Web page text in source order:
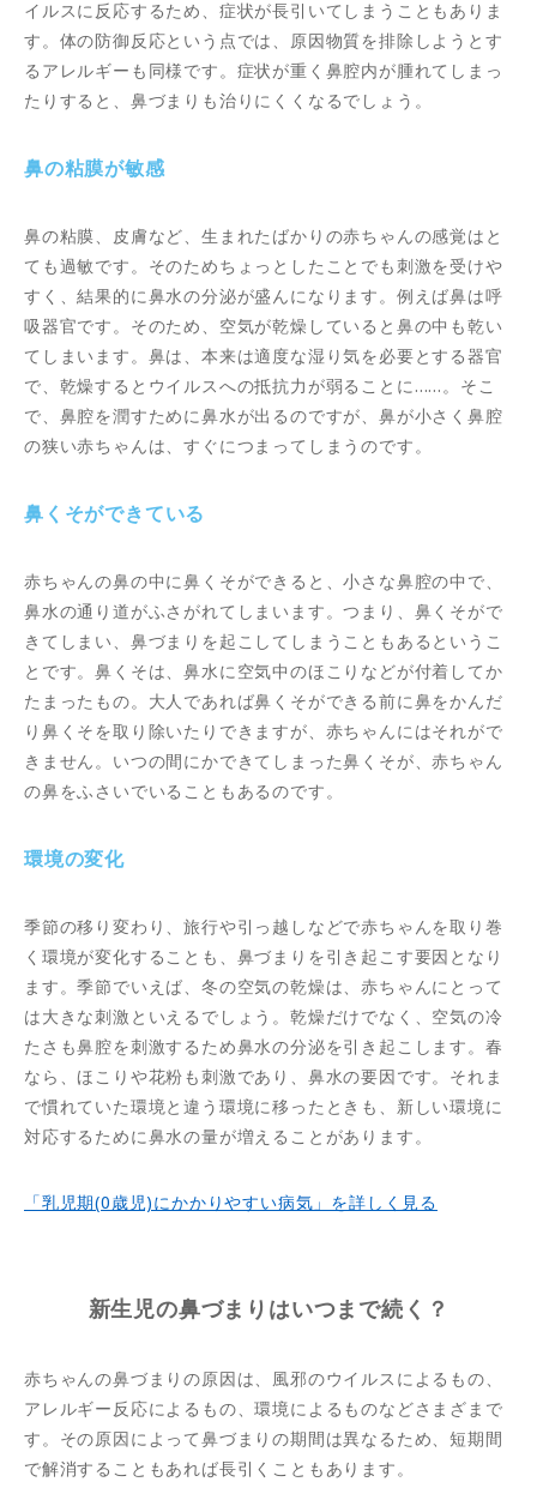
イルスに反応するため、症状が長引いてしまうこともありま
す。体の防御反応という点では、原因物質を排除しようとす
るアレルギーも同様です。症状が重く鼻腔内が腫れてしまっ
たりすると、鼻づまりも治りにくくなるでしょう。
鼻の粘膜が敏感
鼻の粘膜、皮膚など、生まれたばかりの赤ちゃんの感覚はと
ても過敏です。そのためちょっとしたことでも刺激を受けや
すく、結果的に鼻水の分泌が盛んになります。例えば鼻は呼
吸器官です。そのため、空気が乾燥していると鼻の中も乾い
てしまいます。鼻は、本来は適度な湿り気を必要とする器官
で、乾燥するとウイルスへの抵抗力が弱ることに……。そこ
で、鼻腔を潤すために鼻水が出るのですが、鼻が小さく鼻腔
の狭い赤ちゃんは、すぐにつまってしまうのです。
鼻くそができている
赤ちゃんの鼻の中に鼻くそができると、小さな鼻腔の中で、
鼻水の通り道がふさがれてしまいます。つまり、鼻くそがで
きてしまい、鼻づまりを起こしてしまうこともあるというこ
とです。鼻くそは、鼻水に空気中のほこりなどが付着してか
たまったもの。大人であれば鼻くそができる前に鼻をかんだ
り鼻くそを取り除いたりできますが、赤ちゃんにはそれがで
きません。いつの間にかできてしまった鼻くそが、赤ちゃん
の鼻をふさいでいることもあるのです。
環境の変化
季節の移り変わり、旅行や引っ越しなどで赤ちゃんを取り巻
く環境が変化することも、鼻づまりを引き起こす要因となり
ます。季節でいえば、冬の空気の乾燥は、赤ちゃんにとって
は大きな刺激といえるでしょう。乾燥だけでなく、空気の冷
たさも鼻腔を刺激するため鼻水の分泌を引き起こします。春
なら、ほこりや花粉も刺激であり、鼻水の要因です。それま
で慣れていた環境と違う環境に移ったときも、新しい環境に
対応するために鼻水の量が増えることがあります。
「乳児期(0歳児)にかかりやすい病気」を詳しく見る
新生児の鼻づまりはいつまで続く？
赤ちゃんの鼻づまりの原因は、風邪のウイルスによるもの、
アレルギー反応によるもの、環境によるものなどさまざまで
す。その原因によって鼻づまりの期間は異なるため、短期間
で解消することもあれば長引くこともあります。